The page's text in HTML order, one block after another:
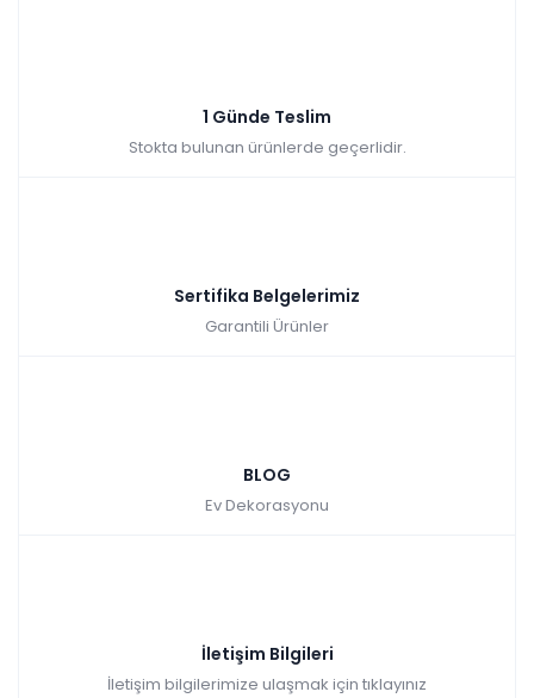
1 Günde Teslim
Stokta bulunan ürünlerde geçerlidir.
Sertifika Belgelerimiz
Garantili Ürünler
BLOG
Ev Dekorasyonu
İletişim Bilgileri
İletişim bilgilerimize ulaşmak için tıklayınız